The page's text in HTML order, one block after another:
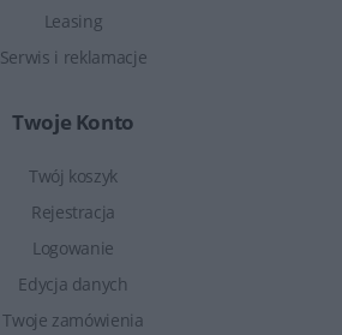
Leasing
Serwis i reklamacje
Twoje Konto
Twój koszyk
Rejestracja
Logowanie
Edycja danych
Twoje zamówienia